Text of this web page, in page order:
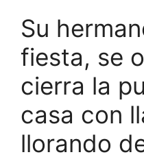
Su
fiesta, se
cierra la
casa con
llorando